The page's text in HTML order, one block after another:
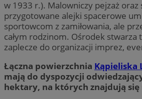
w 1933 r.). Malowniczy pejzaż oraz
przygotowane alejki spacerowe
sportowcom z zamiłowania, ale
całym rodzinom. Ośrodek stwarza
zaplecze do organizacji imprez,
Łączna powierzchnia Kąpieliska
mają do dyspozycji
hektary, na których znajdują się